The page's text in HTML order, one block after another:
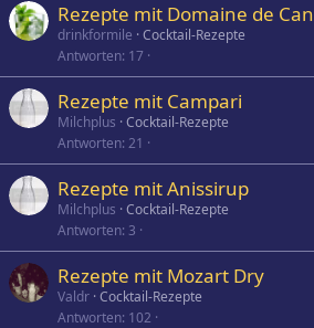
Rezepte mit Domaine de
drinkformile Cocktail-Rezepte
Antworten 17
Rezepte mit Campari
Milchplus Cocktail-Rezepte
Antworten 21
Rezepte mit Anissirup
Milchplus Cocktail-Rezepte
Antworten 3
Rezepte mit Mozart Dry
Valdr Cocktail-Rezepte
Antworten 102